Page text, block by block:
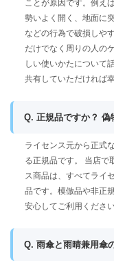
ことが原因です。例え
勢いよく開く、地面に
などの行為で破損しや
だけでなく周りの人の
しい使いかたについて
共有していただければ幸
Q. 正規品ですか？ 偽
ライセンス元から正式
る正規品です。 当店で
ス商品は、すべてライ
品です。模倣品や非正
安心してご利用ください
Q. 雨傘と雨晴兼用傘